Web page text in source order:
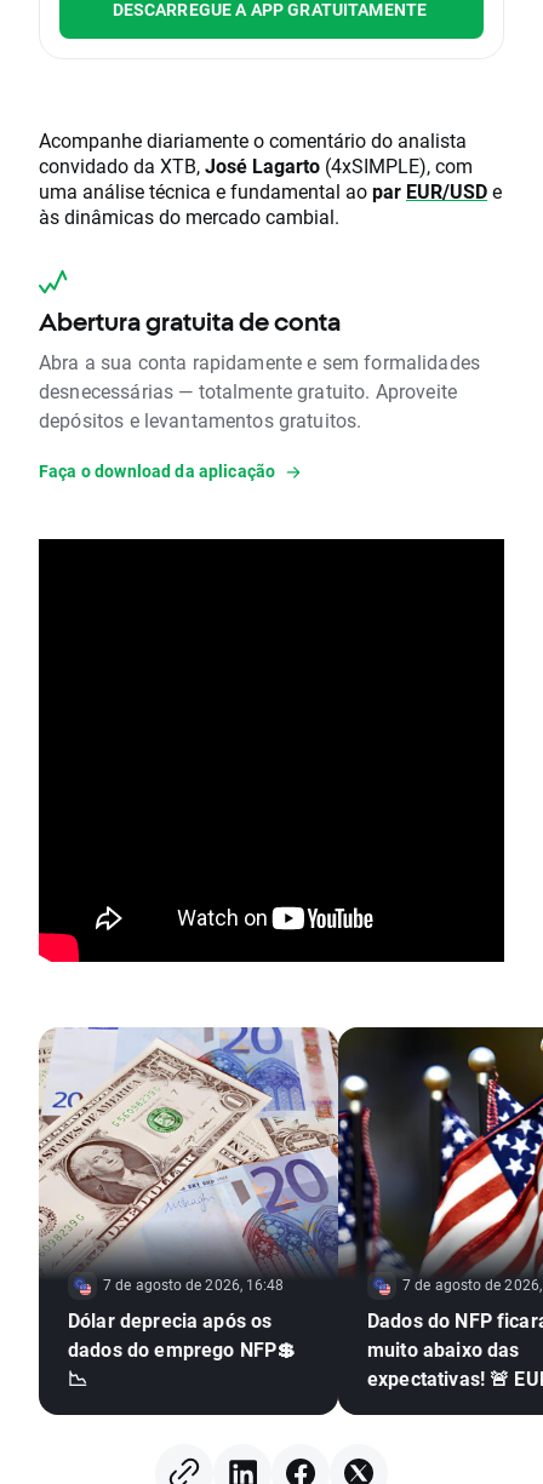
DESCARREGUE A APP GRATUITAMENTE
Acompanhe diariamente o comentário do analista
convidado da XTB,José Lagarto (4xSIMPLE), com
uma análise técnica e fundamental aopar EUR/USDe
às dinâmicas do mercado cambial.
Abertura gratuita de conta
Abra a sua conta rapidamente e sem formalidades
desnecessárias — totalmente gratuito. Aproveite
depósitos e levantamentos gratuitos.
Faça o download da aplicação
7 de agosto de 2026, 16:48
Dólar deprecia após os
dados do emprego NFP💲
📉
7 de agosto de
Dados do NFP
muito abaixo das
expectativas! 🚨